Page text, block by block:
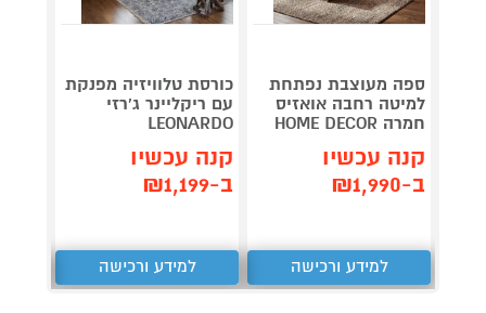
ספה מעוצבת נפתחת
למיטה רחבה אואזיס
חמרה HOME DECOR
קנה עכשיו
ב-₪1,990
למידע ורכישה
כורסת טלוויזיה מפנקת
עם ריקליינר ג'רזי
LEONARDO
קנה עכשיו
ב-₪1,199
למידע ורכישה